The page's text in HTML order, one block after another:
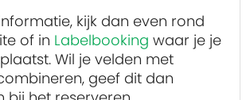
kijk dan even rond
of in Labelbooking waar je je
Wil je velden met
geef dit dan